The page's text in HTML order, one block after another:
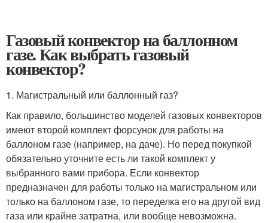
Газовый конвектор на баллонном
газе. Как выбрать газовый
конвектор?
1. Магистральный или баллонный газ?
Как правило, большинство моделей газовых конвекторов
имеют второй комплект форсунок для работы на
баллоном газе (например, на даче). Но перед покупкой
обязательно уточните есть ли такой комплект у
выбранного вами прибора. Если конвектор
предназначен для работы только на магистральном или
только на баллоном газе, то переделка его на другой вид
газа или крайне затратна, или вообще невозможна.